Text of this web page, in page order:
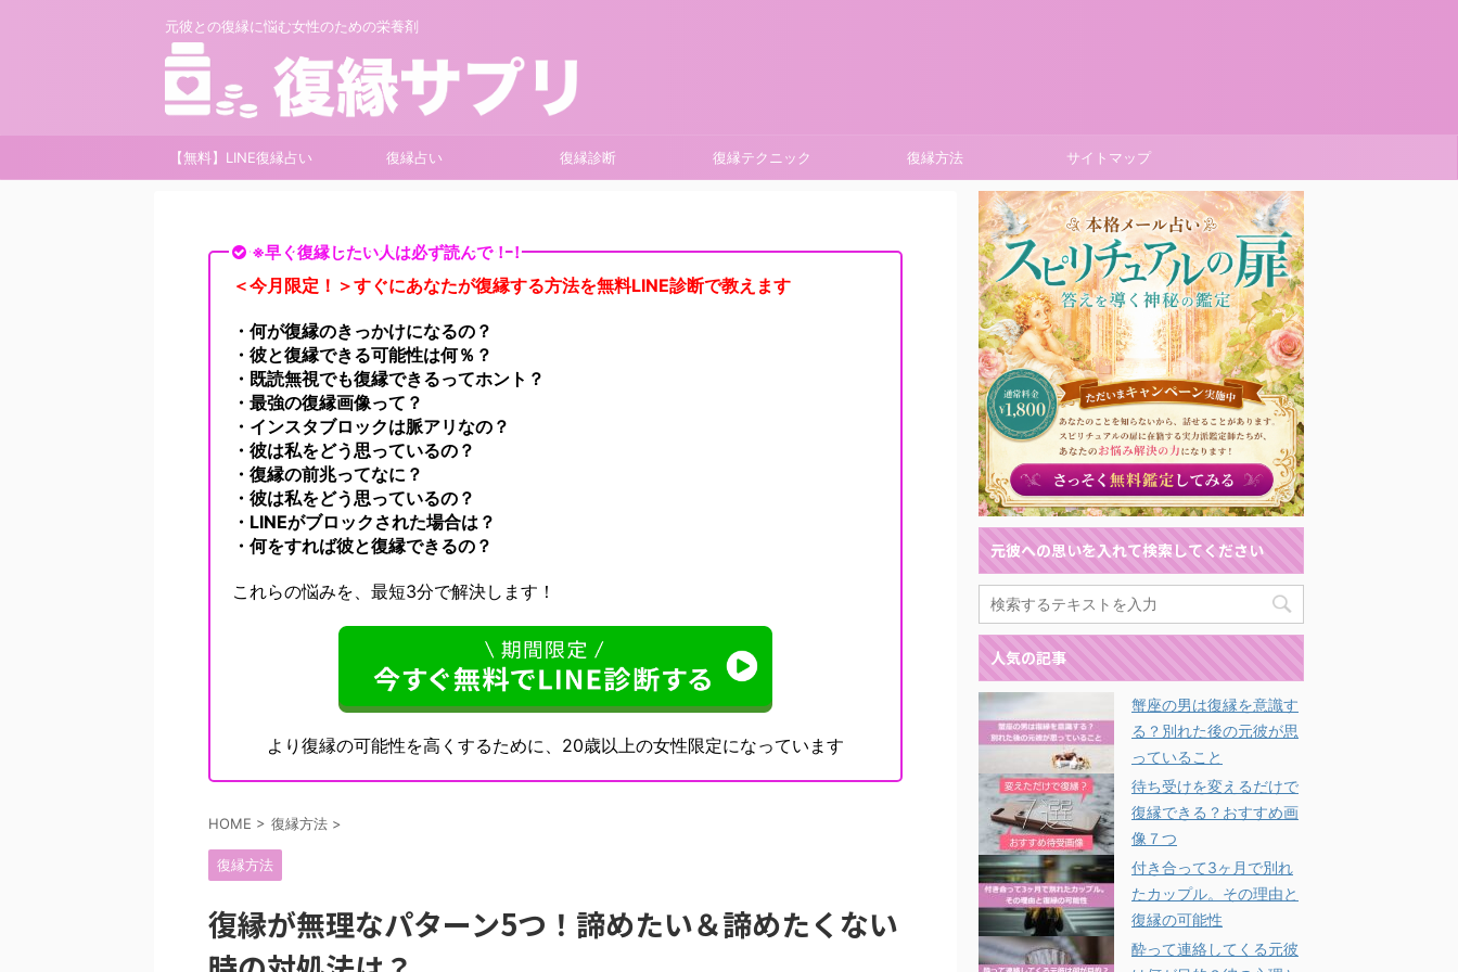
元彼との復縁に悩む女性のための栄養剤
【無料】LINE復縁占い 復縁占い 復縁診断 復縁テクニック 復縁方法 サイトマップ
※早く復縁したい人は必ず読んで！！
＜今月限定！＞すぐにあなたが復縁する方法を無料LINE診断で教えます
・何が復縁のきっかけになるの？
・彼と復縁できる可能性は何％？
・既読無視でも復縁できるってホント？
・最強の復縁画像って？
・インスタブロックは脈アリなの？
・彼は私をどう思っているの？
・復縁の前兆ってなに？
・彼は私をどう思っているの？
・LINEがブロックされた場合は？
・何をすれば彼と復縁できるの？
これらの悩みを、最短3分で解決します！
より復縁の可能性を高くするために、20歳以上の女性限定になっています
HOME > 復縁方法 >
復縁方法
復縁が無理なパターン5つ！諦めたい＆諦めたくない
元彼への思いを入れて検索してください
人気の記事
蟹座の男は復縁を意識す
る？別れた後の元彼が思
っていること
待ち受けを変えるだけで
復縁できる？おすすめ画
像７つ
付き合って3ヶ月で別れ
たカップル。その理由と
復縁の可能性
酔って連絡してくる元彼